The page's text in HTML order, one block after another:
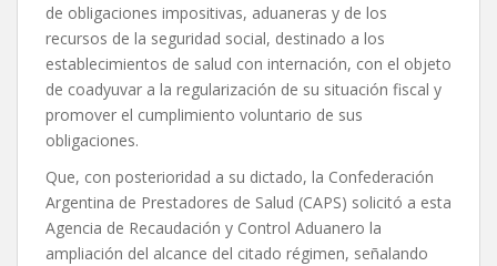
de obligaciones impositivas, aduaneras y de los
recursos de la seguridad social, destinado a los
establecimientos de salud con internación, con el objeto
de coadyuvar a la regularización de su situación fiscal y
promover el cumplimiento voluntario de sus
obligaciones.
Que, con posterioridad a su dictado, la Confederación
Argentina de Prestadores de Salud (CAPS) solicitó a esta
Agencia de Recaudación y Control Aduanero la
ampliación del alcance del citado régimen, señalando